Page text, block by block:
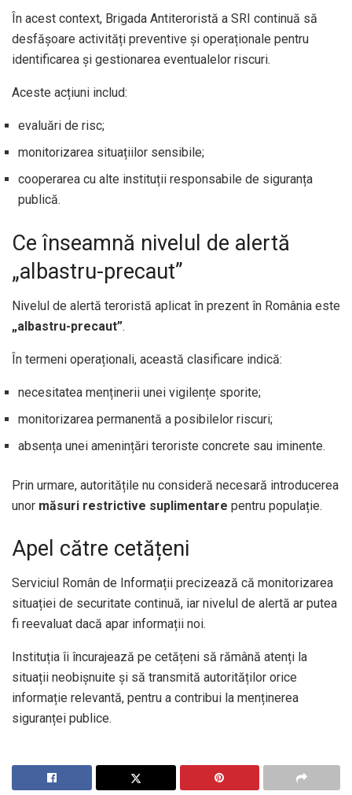
În acest context, Brigada Antiteroristă a SRI continuă să
desfășoare activități preventive și operaționale pentru
identificarea și gestionarea eventualelor riscuri.
Aceste acțiuni includ:
evaluări de risc;
monitorizarea situațiilor sensibile;
cooperarea cu alte instituții responsabile de siguranța
publică.
Ce înseamnă nivelul de alertă
„albastru-precaut”
Nivelul de alertă teroristă aplicat în prezent în România este
„albastru-precaut”.
În termeni operaționali, această clasificare indică:
necesitatea menținerii unei vigilențe sporite;
monitorizarea permanentă a posibilelor riscuri;
absența unei amenințări teroriste concrete sau iminente.
Prin urmare, autoritățile nu consideră necesară introducerea
unor măsuri restrictive suplimentare pentru populație.
Apel către cetățeni
Serviciul Român de Informații precizează că monitorizarea
situației de securitate continuă, iar nivelul de alertă ar putea
fi reevaluat dacă apar informații noi.
Instituția îi încurajează pe cetățeni să rămână atenți la
situații neobișnuite și să transmită autorităților orice
informație relevantă, pentru a contribui la menținerea
siguranței publice.